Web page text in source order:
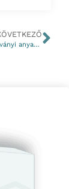
Csökkent a búza ásványi anyag tartalma